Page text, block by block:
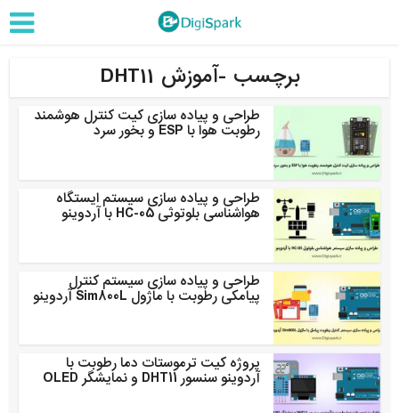
برچسب -آموزش DHT11
طراحی و پیاده سازی کیت کنترل هوشمند
رطوبت هوا با ESP و بخور سرد
طراحی و پیاده سازی سیستم ایستگاه
هواشناسی بلوتوثی HC-05 با آردوینو
طراحی و پیاده سازی سیستم کنترل
پیامکی رطوبت با ماژول Sim800L آردوینو
پروژه کیت ترموستات دما رطوبت با
آردوینو سنسور DHT11 و نمایشگر OLED